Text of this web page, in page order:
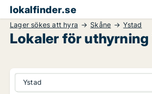
lokalfinder.se
Lager sökes att hyra Skåne Ystad
Lokaler för uthyrning
Ystad